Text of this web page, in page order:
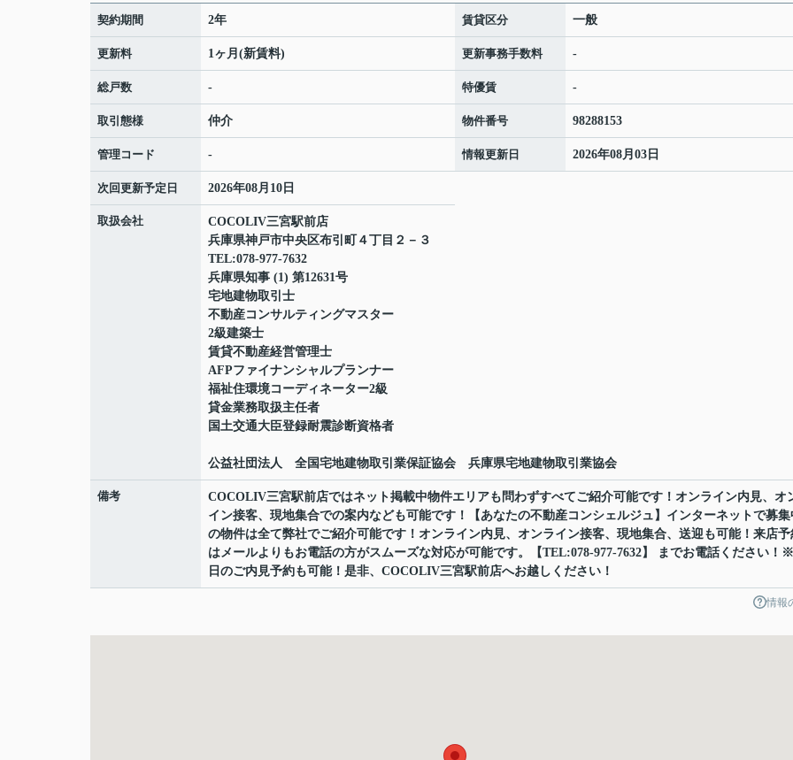
契約期間 2年 賃貸区分 一般
更新料 1ヶ月(新賃料) 更新事務手数料 -
総戸数 - 特優賃 -
取引態様 仲介 物件番号 98288153
管理コード - 情報更新日 2026年08月03日
次回更新予定日 2026年08月10日
取扱会社
COCOLIV三宮駅前店
兵庫県神戸市中央区布引町４丁目２－３
TEL:078-977-7632
兵庫県知事 (1) 第12631号
宅地建物取引士
不動産コンサルティングマスター
2級建築士
賃貸不動産経営管理士
AFPファイナンシャルプランナー
福祉住環境コーディネーター2級
貸金業務取扱主任者
国土交通大臣登録耐震診断資格者
公益社団法人 全国宅地建物取引業保証協会 兵庫県宅地建物取引業協会
備考
COCOLIV三宮駅前店ではネット掲載中物件エリアも問わずすべてご紹介可能です！オンライン内見、オ
イン接客、現地集合での案内なども可能です！【あなたの不動産コンシェルジュ】インターネットで募集
の物件は全て弊社でご紹介可能です！オンライン内見、オンライン接客、現地集合、送迎も可能！来店予
はメールよりもお電話の方がスムーズな対応が可能です。【TEL:078-977-7632】 までお電話ください！
日のご内見予約も可能！是非、COCOLIV三宮駅前店へお越しください！
情報